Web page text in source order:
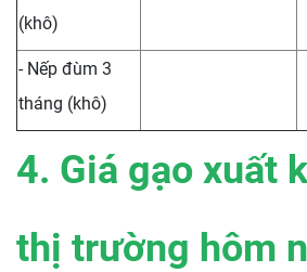
(khô)
- Nếp đùm 3
tháng (khô)
4. Giá gạo xuất
thị trường hôm